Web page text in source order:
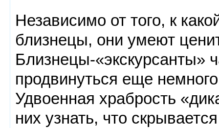
Независимо от того, к
близнецы, они умеют
Близнецы-«экскурсанты»
продвинуться еще
Удвоенная храбрость
них узнать, что